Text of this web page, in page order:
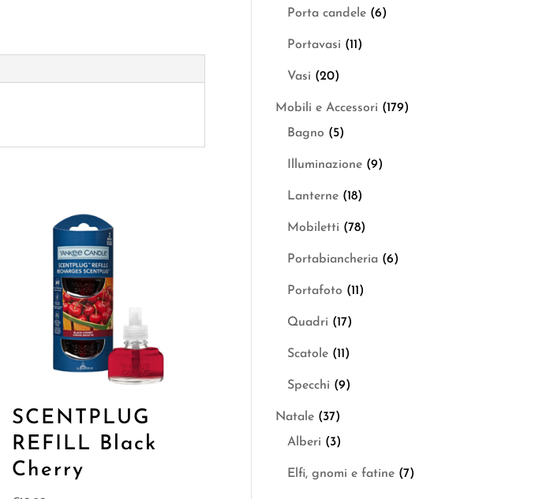
SCENTPLUG
REFILL Black
Cherry
Porta candele (6)
Portavasi (11)
Vasi (20)
Mobili e Accessori (179)
Bagno (5)
Illuminazione (9)
Lanterne (18)
Mobiletti (78)
Portabiancheria (6)
Portafoto (11)
Quadri (17)
Scatole (11)
Specchi (9)
Natale (37)
Alberi (3)
Elfi, gnomi e fatine (7)